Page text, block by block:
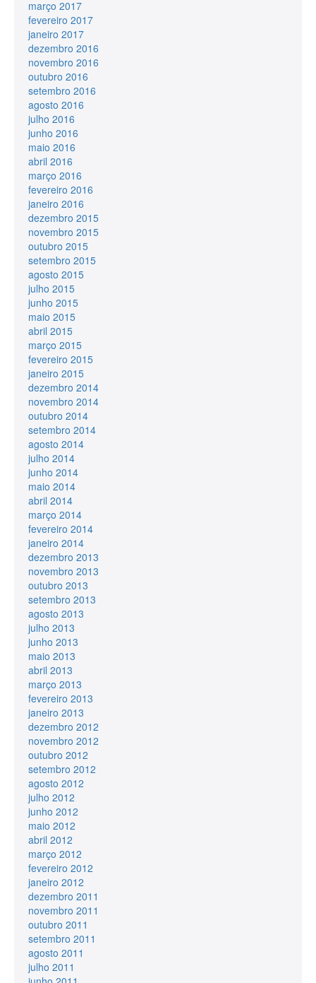
março 2017
fevereiro 2017
janeiro 2017
dezembro 2016
novembro 2016
outubro 2016
setembro 2016
agosto 2016
julho 2016
junho 2016
maio 2016
abril 2016
março 2016
fevereiro 2016
janeiro 2016
dezembro 2015
novembro 2015
outubro 2015
setembro 2015
agosto 2015
julho 2015
junho 2015
maio 2015
abril 2015
março 2015
fevereiro 2015
janeiro 2015
dezembro 2014
novembro 2014
outubro 2014
setembro 2014
agosto 2014
julho 2014
junho 2014
maio 2014
abril 2014
março 2014
fevereiro 2014
janeiro 2014
dezembro 2013
novembro 2013
outubro 2013
setembro 2013
agosto 2013
julho 2013
junho 2013
maio 2013
abril 2013
março 2013
fevereiro 2013
janeiro 2013
dezembro 2012
novembro 2012
outubro 2012
setembro 2012
agosto 2012
julho 2012
junho 2012
maio 2012
abril 2012
março 2012
fevereiro 2012
janeiro 2012
dezembro 2011
novembro 2011
outubro 2011
setembro 2011
agosto 2011
julho 2011